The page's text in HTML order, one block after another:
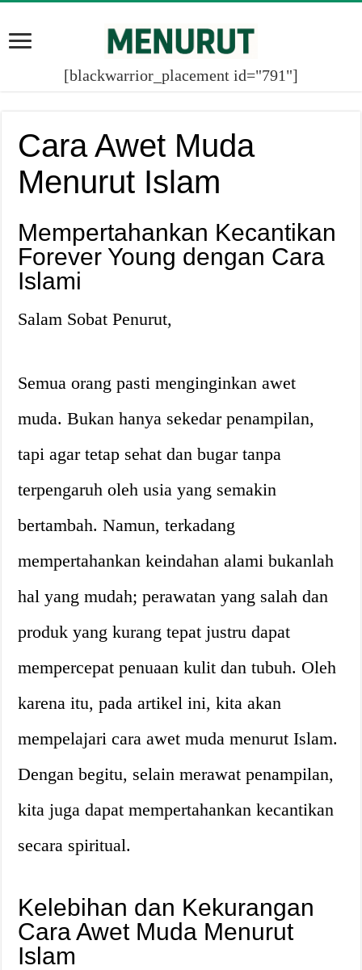
[blackwarrior_placement id="791"]
Cara Awet Muda
Menurut Islam
Mempertahankan Kecantikan
Forever Young dengan Cara
Islami
Salam Sobat Penurut,
Semua orang pasti menginginkan awet
muda. Bukan hanya sekedar penampilan,
tapi agar tetap sehat dan bugar tanpa
terpengaruh oleh usia yang semakin
bertambah. Namun, terkadang
mempertahankan keindahan alami bukanlah
hal yang mudah; perawatan yang salah dan
produk yang kurang tepat justru dapat
mempercepat penuaan kulit dan tubuh. Oleh
karena itu, pada artikel ini, kita akan
mempelajari cara awet muda menurut Islam.
Dengan begitu, selain merawat penampilan,
kita juga dapat mempertahankan kecantikan
secara spiritual.
Kelebihan dan Kekurangan
Cara Awet Muda Menurut
Islam